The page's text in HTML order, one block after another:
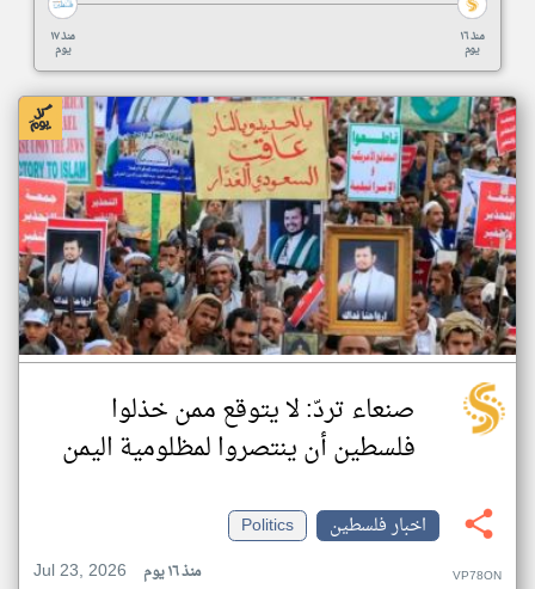
منذ ١٧
يوم
منذ ١٦
يوم
صنعاء تردّ: لا يتوقع ممن خذلوا
فلسطين أن ينتصروا لمظلومية اليمن
اخبار فلسطين
Politics
Jul 23, 2026
منذ ١٦ يوم VP78ON